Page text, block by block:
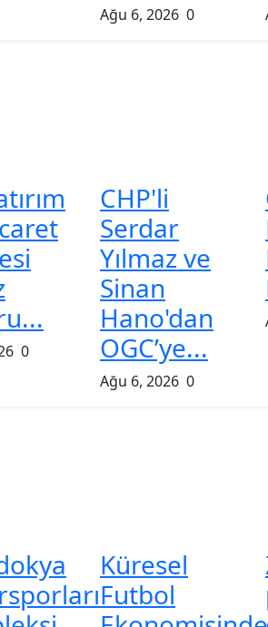
Ağu 6, 2026 0
0
CHP'li
Serdar
Yılmaz ve
Sinan
Hano'dan
OGC’ye...
Ağu 6, 2026 0
Küresel
Futbol